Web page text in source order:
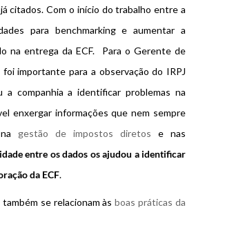
citados. Com o início do trabalho entre a
para benchmarking e aumentar a
na entrega da ECF. Para o Gerente de
importante para a observação do IRPJ
companhia a identificar problemas na
enxergar informações que nem sempre
gestão de impostos diretos e nas
entre os dados os ajudou a identificar
da ECF.
se relacionam àsboas práticas da